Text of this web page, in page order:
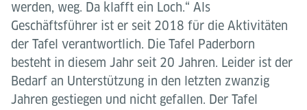
werden, weg. Da klafft ein Loch.“ Als
Geschäftsführer ist er seit 2018 für die Aktivitäten
der Tafel verantwortlich. Die Tafel Paderborn
besteht in diesem Jahr seit 20 Jahren. Leider ist der
Bedarf an Unterstützung in den letzten zwanzig
Jahren gestiegen und nicht gefallen. Der Tafel